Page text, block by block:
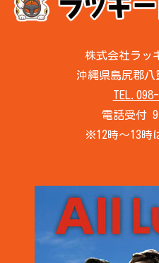
株式会社ラッ
沖縄県島尻郡八
電話受付
※12時～13時